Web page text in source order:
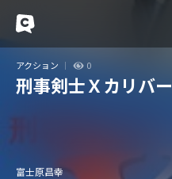
アクション 0
刑事剣士Ｘカリバー
富士原昌幸